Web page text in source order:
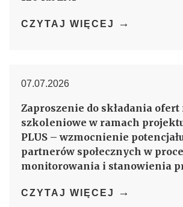
CZYTAJ WIĘCEJ →
07.07.2026
Zaproszenie do składania ofert
szkoleniowe w ramach
PLUS – wzmocnienie
partnerów społecznych w
monitorowania i stanowienia
CZYTAJ WIĘCEJ →